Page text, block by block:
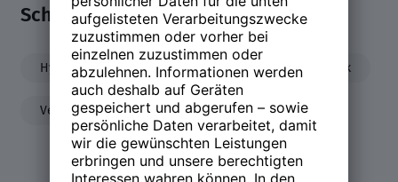
Schwerpunkte
Hybrides Arbeiten Hybrid Remote Work
Veränderung Personal Homeoffice